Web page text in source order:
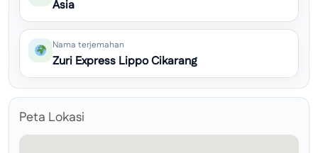
Asia
Nama terjemahan
Zuri Express Lippo Cikarang
Peta Lokasi